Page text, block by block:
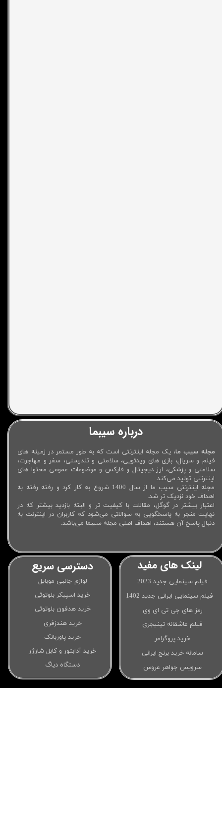
درباره سیبما
مجله سیب ما، یک مجله اینترنتی است که به طور مستمر در زمینه های
فیلم و سریال، بازی های ویدئویی، سلامتی و تندرستی، سفر و مهاجرت،
سلامتی و پزشکی، ارز دیجیتال و فارکس و موضوعات عمومی محتوا های
اینترنتی تولید می‌کند.
مجله اینترنتی سیب ما از سال 1400 شروع به کار کرد و رفته رفته به
اهداف خود نزدیک تر شد.
اعتبار بیشتر در گوگل، مقالات با کیفیت تر و البته بازدید بیشتر که در
نهایت منجر به پاسخگویی به سوالاتی می‌شود که کاربران در اینترنت به
دنبال پاسخ آن هستند، اهداف اصلی مجله سیبما می‌باشد.
دسترسی سریع
لوازم جانبی موبایل
خرید اسپیکر بلوتوثی
خرید هدفون بلوتوثی
خرید هندزفری
خرید پاوربانک
خرید آدابتور و کابل شارژر
دستگاه دیاگ
لینک های مفید
فیلم سینمایی جدید 2023
فیلم سینمایی ایرانی جدید 1402
رمز های جی تی ای وی
فیلم عاشقانه تینیجری
خرید پروگرامر
سامانه خرید برنج ایرانی
سرویس جواهر عروس